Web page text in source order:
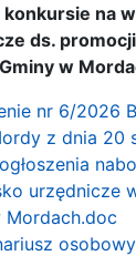
konkursie na
ds.
w
nr 6/2026
z dnia 20
urzędnicze
Mordach.doc